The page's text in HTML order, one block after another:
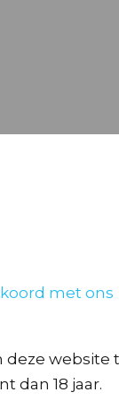
met ons
deze website
dan 18 jaar.